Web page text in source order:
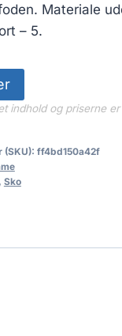
Materiale
– 5.
indhold og priserne
(SKU): ff4bd150a42f
Sko